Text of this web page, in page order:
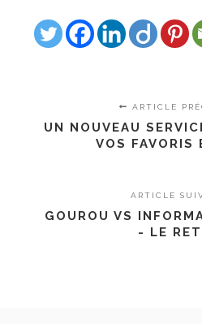
ARTICLE
UN NOUVEAU
VOS FAVORIS
ARTICLE
GOUROU VS
- LE